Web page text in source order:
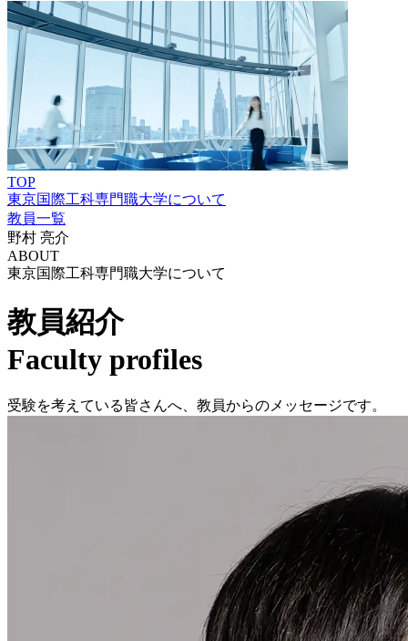
TOP
東京国際工科専門職大学について
教員一覧
野村 亮介
ABOUT
東京国際工科専門職大学について
教員紹介
Faculty profiles
受験を考えている皆さんへ、教員からのメッセージです。